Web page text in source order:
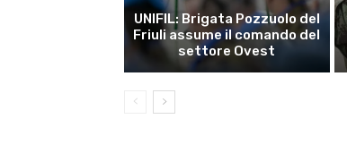
UNIFIL: Brigata Pozzuolo del
Friuli assume il comando del
settore Ovest